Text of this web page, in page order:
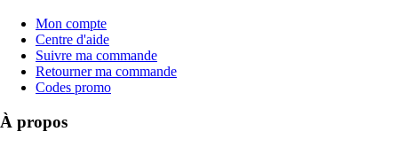
Mon compte
Centre d'aide
Suivre ma commande
Retourner ma commande
Codes promo
À propos